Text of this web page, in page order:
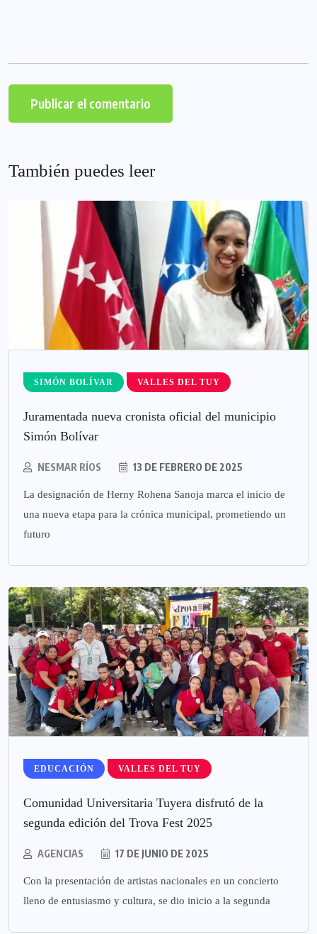
También puedes leer
SIMÓN BOLÍVAR VALLES DEL TUY
Juramentada nueva cronista oficial del municipio
Simón Bolívar
NESMAR RÍOS 13 DE FEBRERO DE 2025
La designación de Herny Rohena Sanoja marca el inicio de
una nueva etapa para la crónica municipal, prometiendo un
futuro
EDUCACIÓN VALLES DEL TUY
Comunidad Universitaria Tuyera disfrutó de la
segunda edición del Trova Fest 2025
AGENCIAS 17 DE JUNIO DE 2025
Con la presentación de artistas nacionales en un concierto
lleno de entusiasmo y cultura, se dio inicio a la segunda